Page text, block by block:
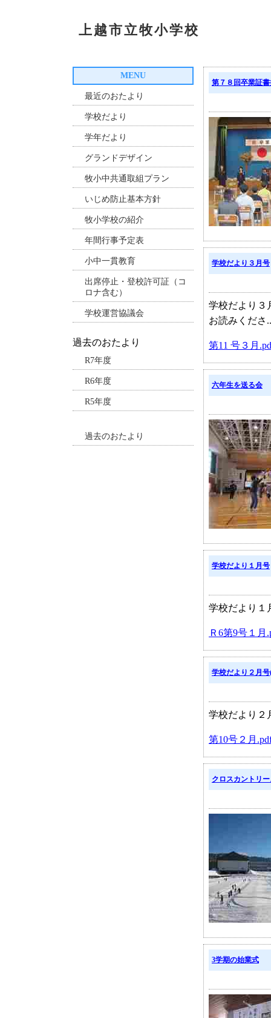
上越市立牧小学校
MENU
最近のおたより
学校だより
学年だより
グランドデザイン
牧小中共通取組プラン
いじめ防止基本方針
牧小学校の紹介
年間行事予定表
小中一貫教育
出席停止・登校許可証（コ
ロナ含む）
学校運営協議会
過去のおたより
R7年度
R6年度
R5年度
過去のおたより
第７８回卒業証
学校だより３月号
学校だより３
お読みくださ
第11 号３月
六年生を送る会
学校だより１月号
学校だより１
Ｒ6第9号１月
学校だより２月
学校だより２
第10号２月
クロスカントリ
3学期の始業式